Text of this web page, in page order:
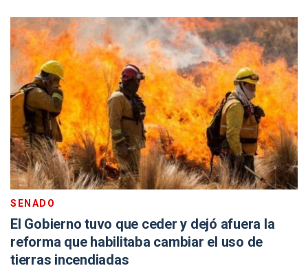
SENADO
El Gobierno tuvo que ceder y dejó afuera la
reforma que habilitaba cambiar el uso de
tierras incendiadas